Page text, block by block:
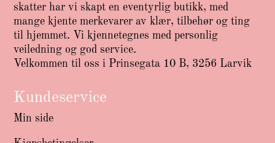
skatter har vi skapt en eventyrlig butikk, med
mange kjente merkevarer av klær, tilbehør og ting
til hjemmet. Vi kjennetegnes med personlig
veiledning og god service.
Velkommen til oss i Prinsegata 10 B, 3256 Larvik
Kundeservice
Min side